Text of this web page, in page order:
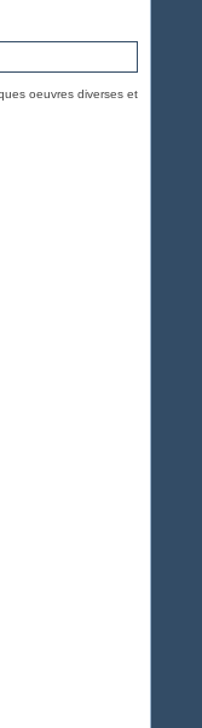
oeuvres diverses et